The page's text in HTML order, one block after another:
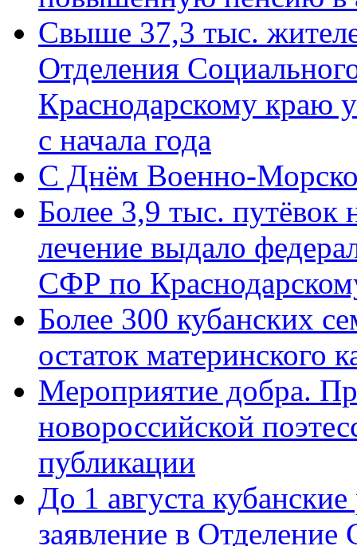
Свыше 37,3 тыс.
Отделения
Краснодарскому краю
с начала года
C Днём Военно-
Более 3,9 тыс. путёвок
лечение выдало
СФР по
Более 300 кубанских
остаток материнского
Мероприятие добра.
новороссийской
публикации
До 1 августа
заявление в